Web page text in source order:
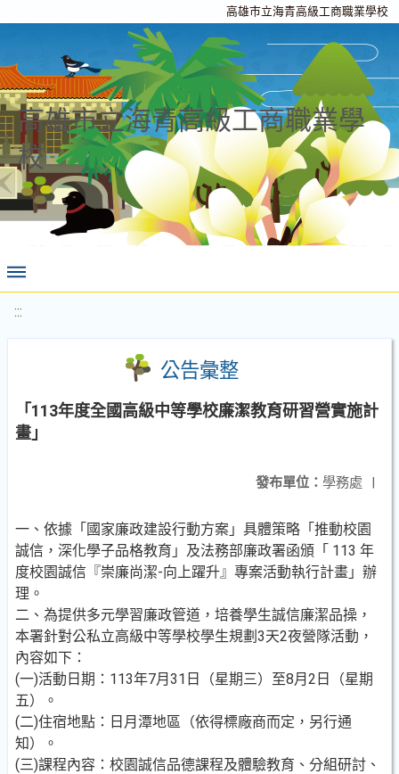
高雄市立海青高級工商職業學校
高雄市立海青高級工商職業學
校
:::
公告彙整
「113年度全國高級中等學校廉潔教育研習營實施計
畫」
發布單位： 學務處 |
一、依據「國家廉政建設行動方案」具體策略「推動校園
誠信，深化學子品格教育」及法務部廉政署函頒「 113 年
度校園誠信『崇廉尚潔-向上躍升』專案活動執行計畫」辦
理。
二、為提供多元學習廉政管道，培養學生誠信廉潔品操，
本署針對公私立高級中等學校學生規劃3天2夜營隊活動，
內容如下：
(一)活動日期：113年7月31日（星期三）至8月2日（星期
五）。
(二)住宿地點：日月潭地區（依得標廠商而定，另行通
知）。
(三)課程內容：校園誠信品德課程及體驗教育、分組研討、